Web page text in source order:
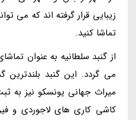
زیبایی قرار گرفته اند که می
تماشا کنید.
از گنبد سلطانیه به عنوان
می گردد. این گنبد
میراث جهانی یونسکو نیز به
کاشی کاری های لاجوردی و